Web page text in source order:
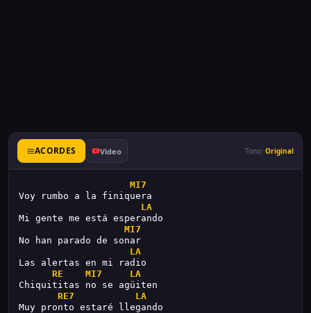
ACORDES Video Tono: Original
MI7
Voy rumbo a la finiquera
LA
Mi gente me está esperando
MI7
No han parado de sonar
LA
Las alertas en mi radio
RE
MI7
LA
Chiquititas no se agüiten
RE7
LA
Muy pronto estaré llegando